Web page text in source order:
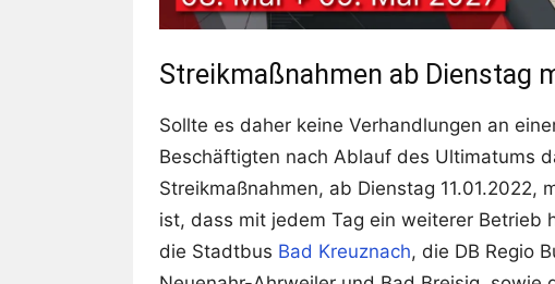
Streikmaßnahmen ab Dienstag
Sollte es daher keine Verhandlungen an
Beschäftigten nach Ablauf des Ultimatums
Streikmaßnahmen, ab Dienstag 11.01.2022,
ist, dass mit jedem Tag ein weiterer Betrieb
die Stadtbus Bad Kreuznach, die DB Regio